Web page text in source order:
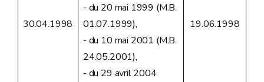
30.04.1998
- du 20 mai 1999 (M.B.
01.07.1999),
- du 10 mai 2001 (M.B.
24.05.2001),
- du 29 avril 2004
19.06.1998